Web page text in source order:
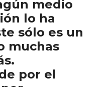
medio
lo ha
sólo es un
muchas
por el